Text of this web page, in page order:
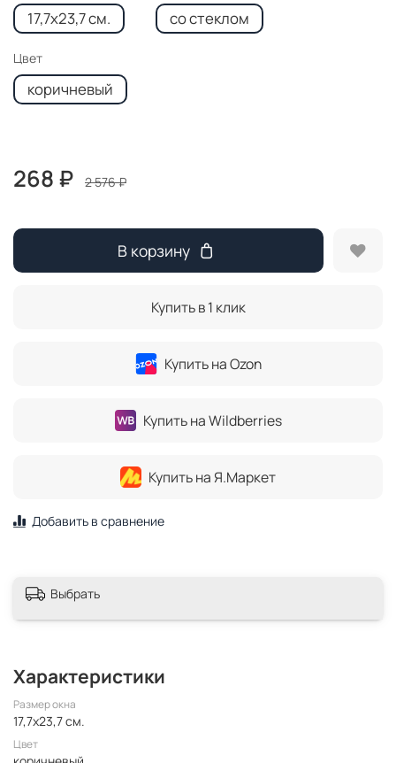
17,7x23,7 см. со стеклом
Цвет
коричневый
268 ₽ 2 576 ₽
В корзину
Купить в 1 клик
Купить на Ozon
Купить на Wildberries
Купить на Я.Маркет
Добавить в сравнение
Выбрать
Характеристики
Размер окна
17,7x23,7 см.
Цвет